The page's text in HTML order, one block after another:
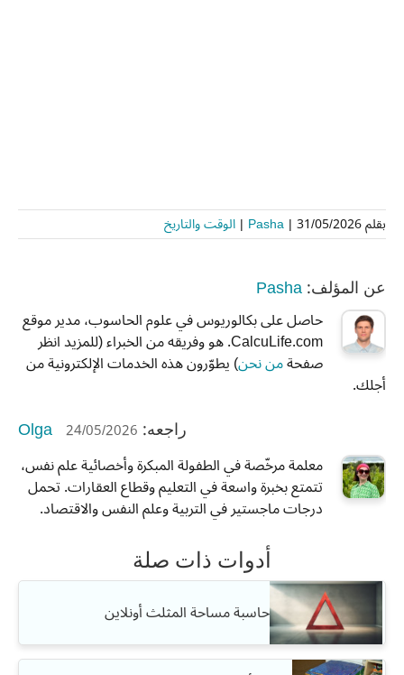
بقلم Pasha | 31/05/2026
| الوقت والتاريخ
عن المؤلف: Pasha
حاصل على بكالوريوس في علوم الحاسوب، مدير موقع
CalcuLife.com. هو وفريقه من الخبراء (للمزيد انظر
صفحةمن نحن) يطوّرون هذه الخدمات الإلكترونية من
أجلك.
راجعه: Olga 24/05/2026
معلمة مرخّصة في الطفولة المبكرة وأخصائية علم نفس،
تتمتع بخبرة واسعة في التعليم وقطاع العقارات. تحمل
درجات ماجستير في التربية وعلم النفس والاقتصاد.
أدوات ذات صلة
حاسبة مساحة المثلث أونلاين